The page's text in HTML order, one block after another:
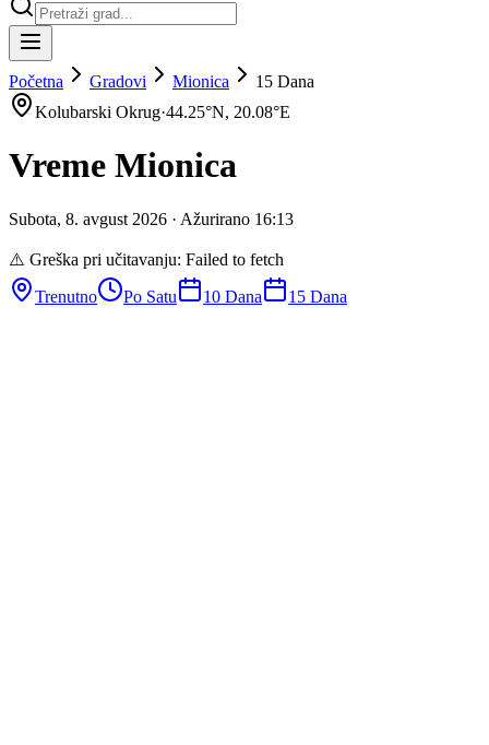
Početna Gradovi Mionica
15 Dana
Kolubarski Okrug·44.25°N, 20.08°E
Vreme Mionica
Subota, 8. avgust 2026 · Ažurirano 16:13
⚠️ Greška pri učitavanju: Failed to fetch
Trenutno
Po Satu 10 Dana 15 Dana